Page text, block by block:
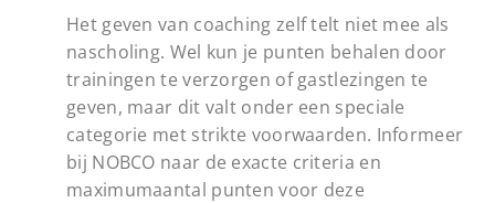
Het geven van coaching zelf telt niet mee als
nascholing. Wel kun je punten behalen door
trainingen te verzorgen of gastlezingen te
geven, maar dit valt onder een speciale
categorie met strikte voorwaarden. Informeer
bij NOBCO naar de exacte criteria en
maximumaantal punten voor deze